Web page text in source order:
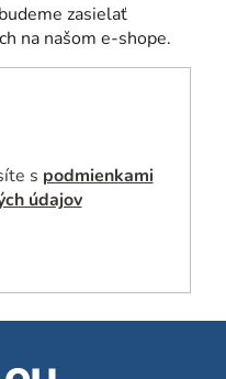
zasielať
na našom e-shope.
s podmienkami
údajov